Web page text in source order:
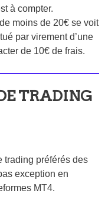
à compter.
moins de 20€ se voit
par virement d’une
de 10€ de frais.
TRADING
trading préférés des
exception en
MT4.